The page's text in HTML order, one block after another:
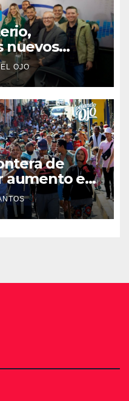
nuevos
el Ojo
OJO
de
aumento en